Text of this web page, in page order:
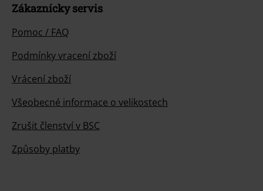
Zákaznícky servis
Pomoc / FAQ
Podmínky vracení zboží
Vrácení zboží
Všeobecné informace o velikostech
Zrušit členství v BSC
Způsoby platby